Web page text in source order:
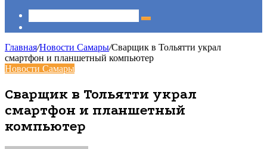
Главная/Новости Самары/Сварщик в Тольятти украл
смартфон и планшетный компьютер
Новости Самары
Сварщик в Тольятти украл
смартфон и планшетный
компьютер